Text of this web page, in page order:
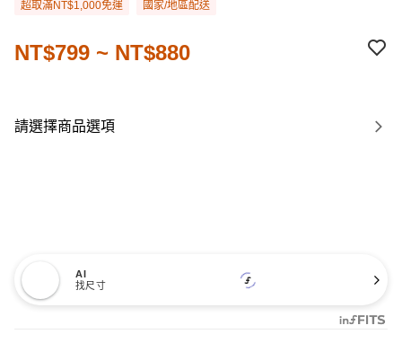
超取滿NT$1,000免運 國家/地區配送
NT$799 ~ NT$880
請選擇商品選項
AI
找尺寸